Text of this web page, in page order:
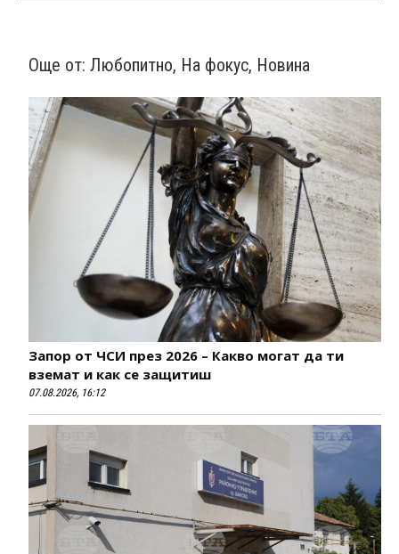
Още от: Любопитно, На фокус, Новина
Запор от ЧСИ през 2026 – Какво могат да ти
вземат и как се защитиш
07.08.2026, 16:12